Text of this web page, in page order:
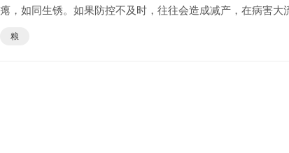
瘪，如同生锈。如果防控不及时，往往会造成减产，在病害大
粮